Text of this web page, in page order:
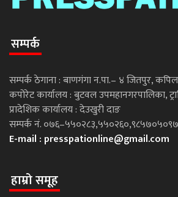
सम्पर्क
सम्पर्क ठेगाना : बाणगंगा न.पा.– ४ जितपुर,
कपोरेट कार्यालय : बुटवल उपमहानगरपालिका,
प्रादेशिक कार्यालय : देउखुरी दाङ
सम्पर्क नं.
E-mail : presspationline@gmail.com
हाम्रो समूह